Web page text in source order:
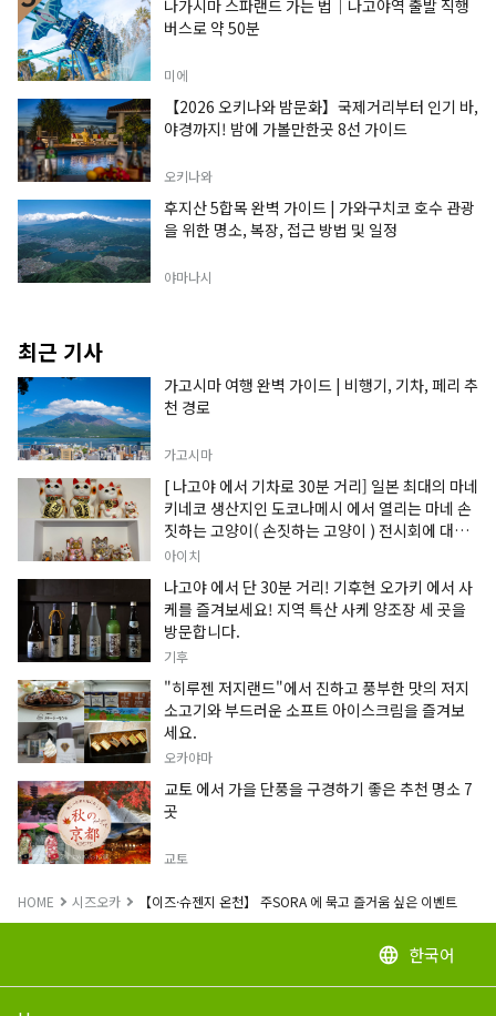
나가시마 스파랜드 가는 법｜나고야역 출발 직행
버스로 약 50분
미에
【2026 오키나와 밤문화】국제거리부터 인기 바,
야경까지! 밤에 가볼만한곳 8선 가이드
오키나와
후지산 5합목 완벽 가이드 | 가와구치코 호수 관광
을 위한 명소, 복장, 접근 방법 및 일정
야마나시
최근 기사
가고시마 여행 완벽 가이드 | 비행기, 기차, 페리 추
천 경로
가고시마
[ 나고야 에서 기차로 30분 거리] 일본 최대의 마네
키네코 생산지인 도코나메시 에서 열리는 마네 손
짓하는 고양이( 손짓하는 고양이 ) 전시회에 대한
정보입니다.
아이치
나고야 에서 단 30분 거리! 기후현 오가키 에서 사
케를 즐겨보세요! 지역 특산 사케 양조장 세 곳을
방문합니다.
기후
"히루젠 저지랜드"에서 진하고 풍부한 맛의 저지
소고기와 부드러운 소프트 아이스크림을 즐겨보
세요.
오카야마
교토 에서 가을 단풍을 구경하기 좋은 추천 명소 7
곳
교토
HOME 시즈오카 【이즈·슈젠지 온천】 주SORA 에 묵고 즐거움 싶은 이벤트
language 한국어